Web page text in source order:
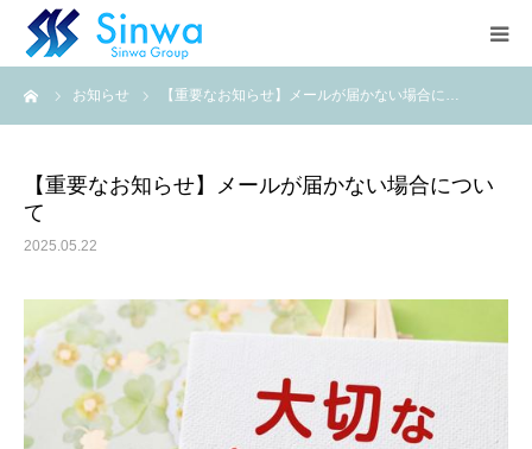
お知らせ 【重要なお知らせ】メールが届かない場合に…
【重要なお知らせ】メールが届かない場合につい
て
2025.05.22
HOME
料金表
空き状況
アクセス
Instagram